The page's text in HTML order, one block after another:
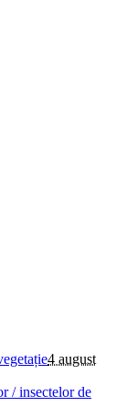
4 august
/ insectelor de